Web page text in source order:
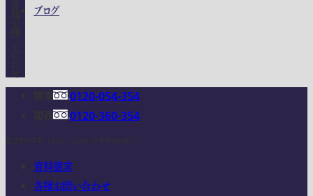
ブログ
0120-054-354
0120-360-354
資料請求
各種お問い合わせ